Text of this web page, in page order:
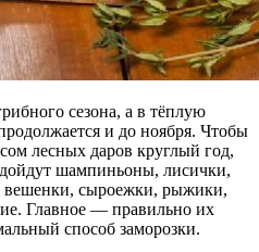
сезона, а в тёплую
и до ноября. Чтобы
лесных даров круглый год,
шампиньоны, лисички,
вешенки, сыроежки, рыжики,
Главное — правильно их
способ заморозки.